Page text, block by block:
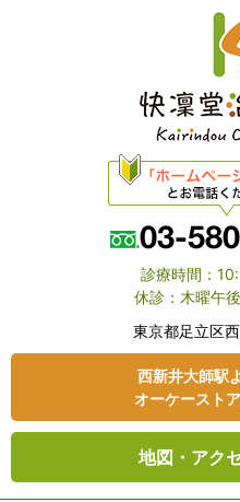
診療時間：
休診：木曜午
東京都⾜⽴区
⻄新井大師駅
オーケースト
地図・アク